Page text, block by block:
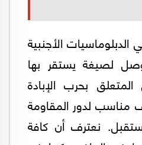
الدبلوماسيات الأجنبية
لصيغة يستقر بها
بحرب الإبادة
مناسب لدور المقاومة
نعترف أن كافة